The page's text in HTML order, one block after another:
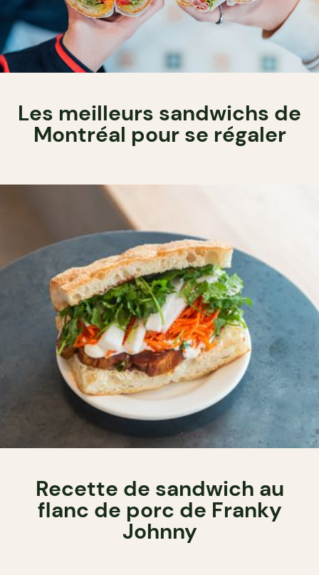
Les meilleurs sandwichs de
Montréal pour se régaler
Recette de sandwich au
flanc de porc de Franky
Johnny